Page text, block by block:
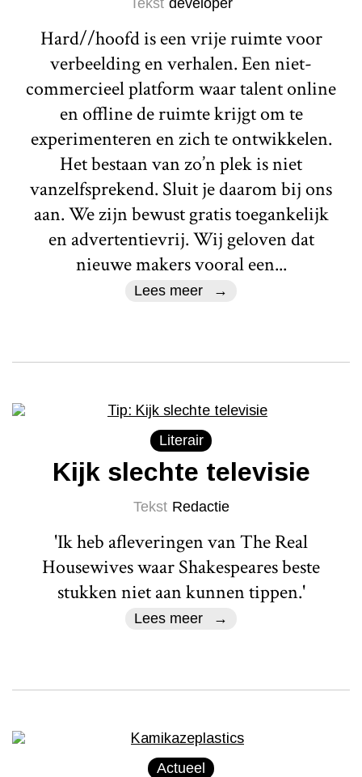
Tekst developer
Hard//hoofd is een vrije ruimte voor
verbeelding en verhalen. Een niet-
commercieel platform waar talent online
en offline de ruimte krijgt om te
experimenteren en zich te ontwikkelen.
Het bestaan van zo’n plek is niet
vanzelfsprekend. Sluit je daarom bij ons
aan. We zijn bewust gratis toegankelijk
en advertentievrij. Wij geloven dat
nieuwe makers vooral een...
Lees meer
Literair
Kijk slechte televisie
Tekst Redactie
'Ik heb afleveringen van The Real
Housewives waar Shakespeares beste
stukken niet aan kunnen tippen.'
Lees meer
Actueel